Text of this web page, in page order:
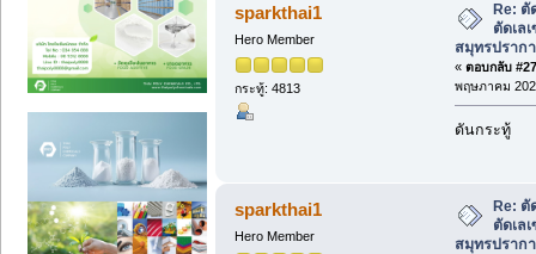
sparkthai1
Hero Member
กระทู้: 4813
Re: ตั
ตัดเล
สมุทรปราก
« ตอบกลับ
พฤษภาคม
ดันกระทู้
sparkthai1
Hero Member
Re: ตั
ตัดเล
สมุทรปราก